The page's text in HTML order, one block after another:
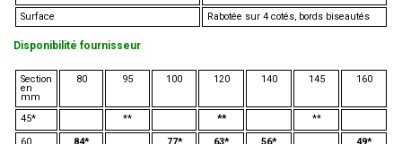
Surface
Rabotée sur 4 cotés, bords biseautés
Disponibilité fournisseur
Section
en
mm
80 95 100 120 140 145 160
45* ** **
**
60
84* 77* 63* 56*
49*